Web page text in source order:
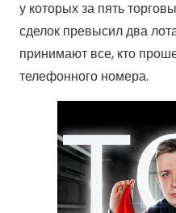
у которых за пять
сделок превысил два
принимают все, кто
телефонного номера.